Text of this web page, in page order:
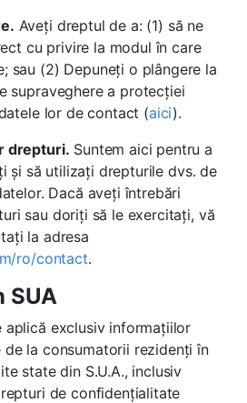
Aveți dreptul de a: (1) să ne
cu privire la modul în care
sau (2) Depuneți o plângere la
supraveghere a protecției
lor de contact (aici).
drepturi. Suntem aici pentru a
și să utilizați drepturile dvs. de
Dacă aveți întrebări
sau doriți să le exercitați, vă
la adresa
ro/contact.
SUA
aplică exclusiv informațiilor
la consumatorii rezidenți în
state din S.U.A., inclusiv
de confidențialitate